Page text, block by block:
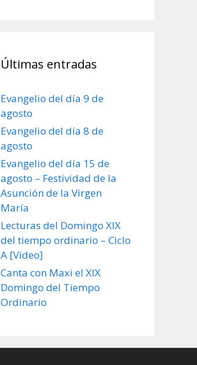
Últimas entradas
Evangelio del día 9 de
agosto
Evangelio del día 8 de
agosto
Evangelio del día 15 de
agosto – Festividad de la
Asunción de la Virgen
María
Lecturas del Domingo XIX
del tiempo ordinario – Ciclo
A [Vídeo]
Canta con Maxi el XIX
Domingo del Tiempo
Ordinario